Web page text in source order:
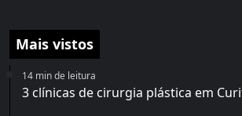
Mais vistos
14 min de leitura
3 clínicas de cirurgia plástica em